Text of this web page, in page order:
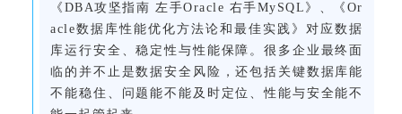
《DBA攻坚指南 左手Oracle 右手MySQL》、《Or
acle数据库性能优化方法论和最佳实践》对应数据
库运行安全、稳定性与性能保障。很多企业最终面
临的并不止是数据安全风险，还包括关键数据库能
不能稳住、问题能不能及时定位、性能与安全能不